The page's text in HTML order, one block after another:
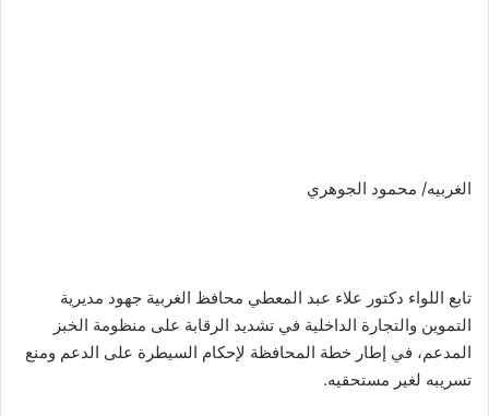
الغربيه/ محمود الجوهري
تابع اللواء دكتور علاء عبد المعطي محافظ الغربية جهود مديرية
التموين والتجارة الداخلية في تشديد الرقابة على منظومة الخبز
المدعم، في إطار خطة المحافظة لإحكام السيطرة على الدعم ومنع
تسريبه لغير مستحقيه.